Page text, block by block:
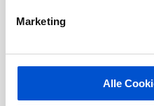
Marketing
Alle
Juli 2019
Mai 2019